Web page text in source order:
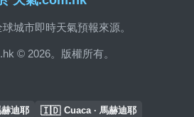
城市即時天氣預報來源。
© 2026。版權所有。
迪耶 🇮🇩 Cuaca · 馬赫迪耶